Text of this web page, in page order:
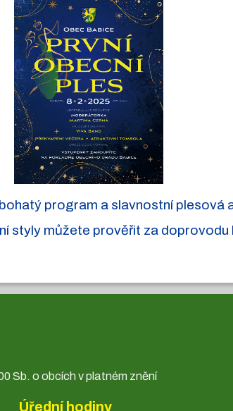
program a slavnostní plesová
styly můžete prověřit za doprovodu
Sb. o obcích v platném znění
Úřední hodiny